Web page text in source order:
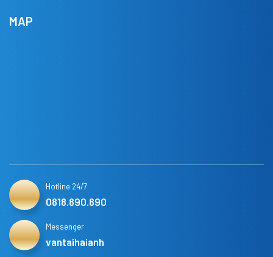
MAP
Hotline 24/7
0818.890.890
Messenger
vantaihaianh